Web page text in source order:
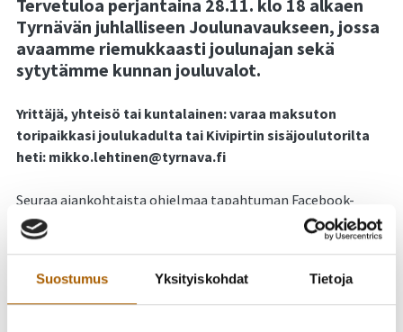
Suostumus Yksityiskohdat Tietoja
Tervetuloa perjantaina 28.11. klo 18 alkaen
Tyrnävän juhlalliseen Joulunavaukseen, jossa
avaamme riemukkaasti joulunajan sekä
sytytämme kunnan jouluvalot.
Yrittäjä, yhteisö tai kuntalainen: varaa maksuton
toripaikkasi joulukadulta tai Kivipirtin sisäjoulutorilta
heti: mikko.lehtinen@tyrnava.fi
Seuraa ajankohtaista ohjelmaa tapahtuman Facebook-
sivulla:
pienimpiä sekä kuuntelemaan lahjatoiveita! Joulukadun
hauska ohjelma ja joulutori tarjoavat mukavan illan koko